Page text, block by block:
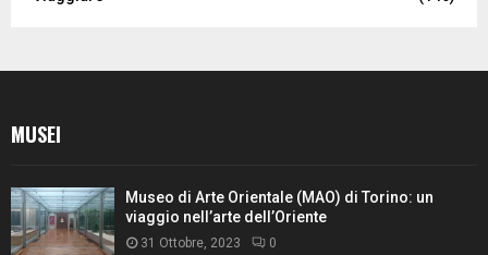
MUSEI
Museo di Arte Orientale (MAO) di Torino: un
viaggio nell’arte dell’Oriente
31 Ottobre, 2023 0